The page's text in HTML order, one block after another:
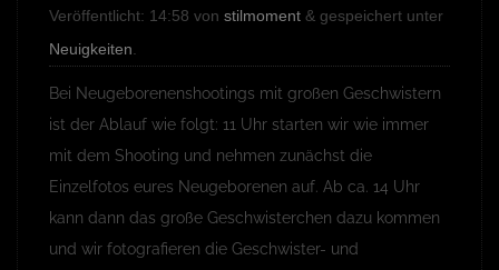
Veröffentlicht: 14:58 von stilmoment & gespeichert unter
Neuigkeiten
Bei Neugeborenenshootings mit großen Geschwistern
ist der Ablauf wie folgt: 11 Uhr starten wir wie immer
mit dem Shooting und nehmen zunächst die
Einzelfotos eures Neugeborenen auf. Ab ca. 14 Uhr
kann dann das große Geschwisterchen dazu kommen
und wir fotografieren die Geschwister- und